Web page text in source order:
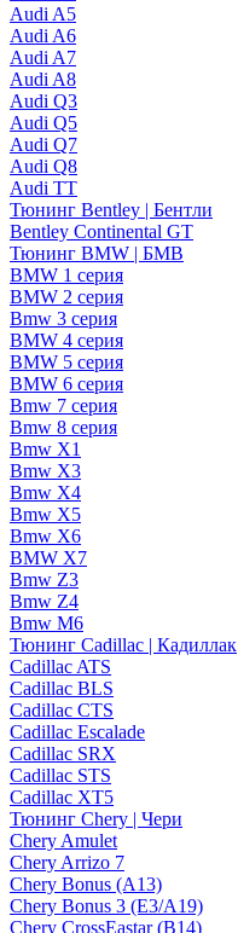
Audi A5
Audi A6
Audi A7
Audi A8
Audi Q3
Audi Q5
Audi Q7
Audi Q8
Audi TT
Тюнинг Bentley | Бентли
Bentley Continental GT
Тюнинг BMW | БМВ
BMW 1 серия
BMW 2 серия
Bmw 3 серия
BMW 4 серия
BMW 5 серия
BMW 6 серия
Bmw 7 серия
Bmw 8 серия
Bmw X1
Bmw X3
Bmw X4
Bmw X5
Bmw X6
BMW X7
Bmw Z3
Bmw Z4
Bmw М6
Тюнинг Cadillac | Кадиллак
Cadillac ATS
Cadillac BLS
Cadillac CTS
Cadillac Escalade
Cadillac SRX
Cadillac STS
Cadillac XT5
Тюнинг Chery | Чери
Chery Amulet
Chery Arrizo 7
Chery Bonus (A13)
Chery Bonus 3 (E3/A19)
Chery CrossEastar (B14)